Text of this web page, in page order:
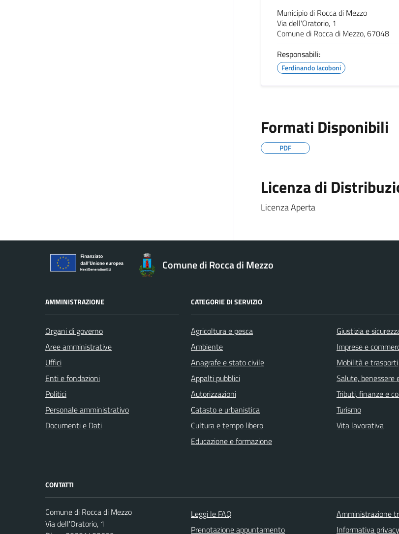
Municipio di Rocca di Mezzo
Via dell'Oratorio, 1
Comune di Rocca di Mezzo, 67048
Responsabili:
Ferdinando Iacoboni
Formati Disponibili
PDF
Licenza di
Licenza Aperta
Comune di Rocca di Mezzo
AMMINISTRAZIONE
Organi di governo
Aree amministrative
Uffici
Enti e fondazioni
Politici
Personale amministrativo
Documenti e Dati
CATEGORIE DI SERVIZIO
Agricoltura e pesca
Ambiente
Anagrafe e stato civile
Appalti pubblici
Autorizzazioni
Catasto e urbanistica
Cultura e tempo libero
Educazione e formazione
Giustizia e
Imprese e
Mobilità e trasporti
Salute, benessere
Tributi, finanze e
Turismo
Vita lavorativa
CONTATTI
Comune di Rocca di Mezzo
Via dell'Oratorio, 1
Leggi le FAQ
Prenotazione appuntamento
Amministrazione
Informativa privacy